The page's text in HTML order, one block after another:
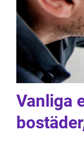
Vanliga